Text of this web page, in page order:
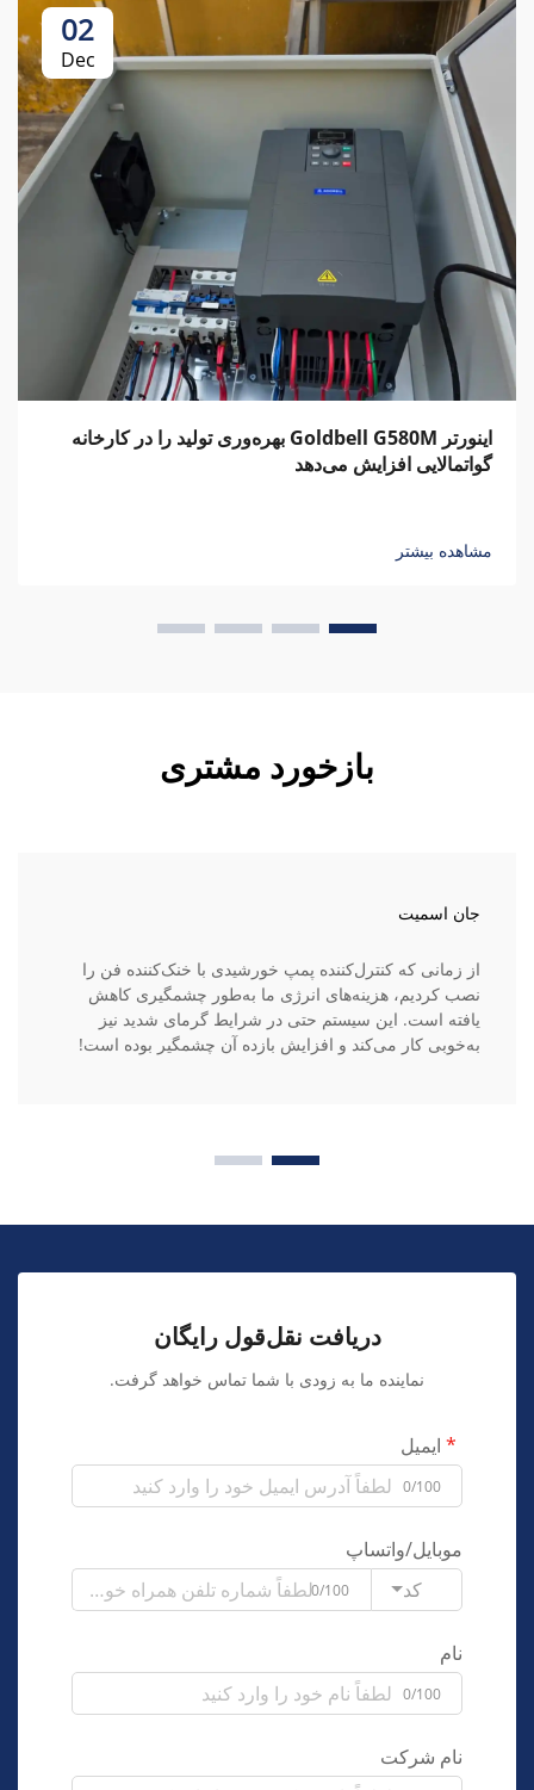
02
Dec
اینورتر Goldbell G580M بهره‌وری تولید را در کارخانه
گواتمالایی افزایش می‌دهد
مشاهده بیشتر
بازخورد مشتری
جان اسمیت
از زمانی که کنترل‌کننده پمپ خورشیدی با خنک‌کننده فن را
نصب کردیم، هزینه‌های انرژی ما به‌طور چشمگیری کاهش
یافته است. این سیستم حتی در شرایط گرمای شدید نیز
به‌خوبی کار می‌کند و افزایش بازده آن چشمگیر بوده است!
دریافت نقل‌قول رایگان
نماینده ما به زودی با شما تماس خواهد گرفت.
ایمیل
0/100
موبایل/واتساپ
کد
0/100
نام
0/100
نام شرکت